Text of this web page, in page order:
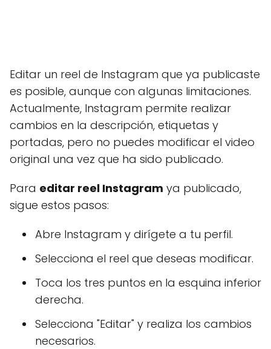
Editar un reel de Instagram que ya publicaste
es posible, aunque con algunas limitaciones.
Actualmente, Instagram permite realizar
cambios en la descripción, etiquetas y
portadas, pero no puedes modificar el video
original una vez que ha sido publicado.
Para editar reel Instagram ya publicado,
sigue estos pasos:
Abre Instagram y dirígete a tu perfil.
Selecciona el reel que deseas modificar.
Toca los tres puntos en la esquina inferior
derecha.
Selecciona "Editar" y realiza los cambios
necesarios.